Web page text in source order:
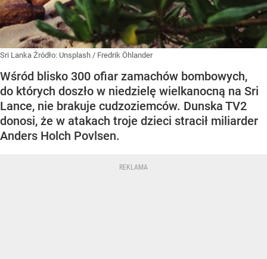
Sri Lanka Źródło: Unsplash / Fredrik Öhlander
Wśród blisko 300 ofiar zamachów bombowych,
do których doszło w niedzielę wielkanocną na Sri
Lance, nie brakuje cudzoziemców. Dunska TV2
donosi, że w atakach troje dzieci stracił miliarder
Anders Holch Povlsen.